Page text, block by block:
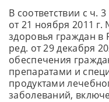
В соответствии с ч.
от 21 ноября 2011
здоровья граждан в
ред. от 29 декабря
обеспечения
препаратами и
продуктами
заболеваний,